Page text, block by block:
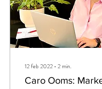
12 feb 2022 ∙ 2min.
Caro Ooms: